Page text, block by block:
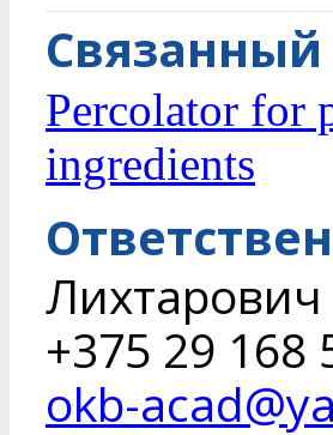
Percolator for
ingredients
+375 29 168
okb-